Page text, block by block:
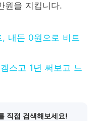
원을 지킵니다.
내돈 0원으로 비트
스고 1년 써보고 느
직접 검색해보세요!